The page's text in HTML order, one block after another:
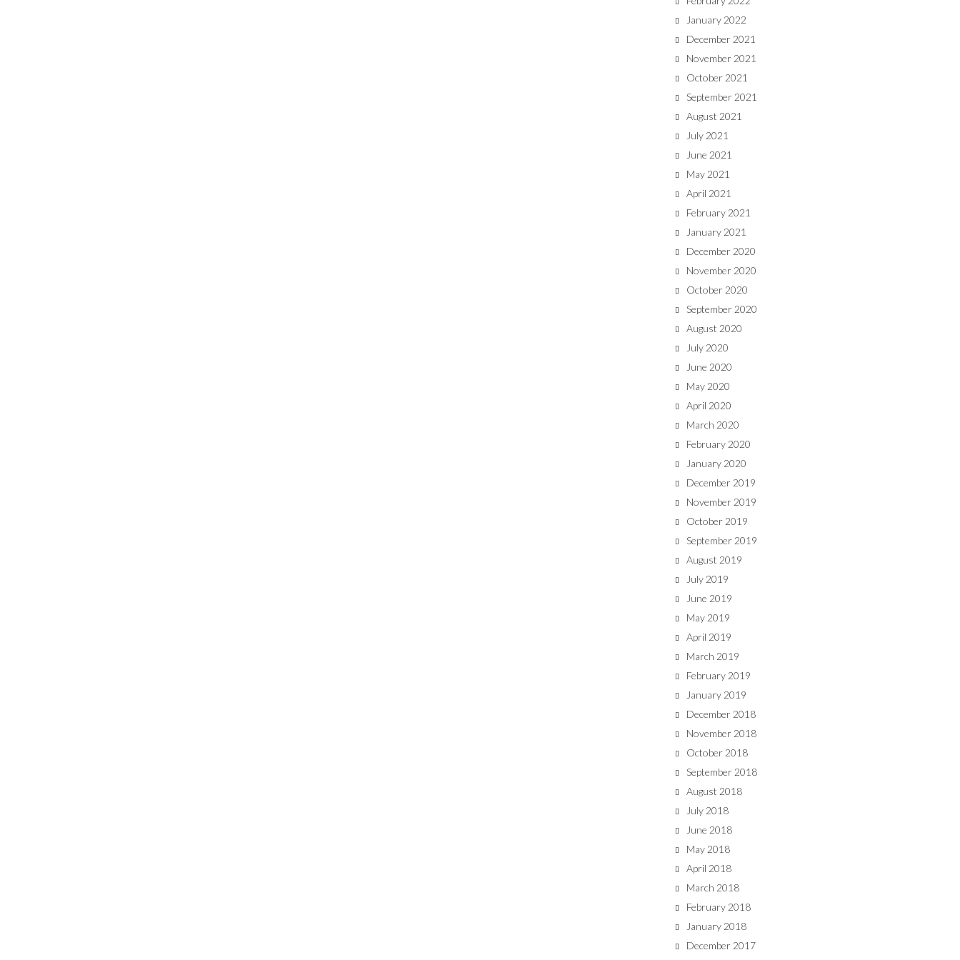
January 2022
December 2021
November 2021
October 2021
September 2021
August 2021
July 2021
June 2021
May 2021
April 2021
February 2021
January 2021
December 2020
November 2020
October 2020
September 2020
August 2020
July 2020
June 2020
May 2020
April 2020
March 2020
February 2020
January 2020
December 2019
November 2019
October 2019
September 2019
August 2019
July 2019
June 2019
May 2019
April 2019
March 2019
February 2019
January 2019
December 2018
November 2018
October 2018
September 2018
August 2018
July 2018
June 2018
May 2018
April 2018
March 2018
February 2018
January 2018
December 2017